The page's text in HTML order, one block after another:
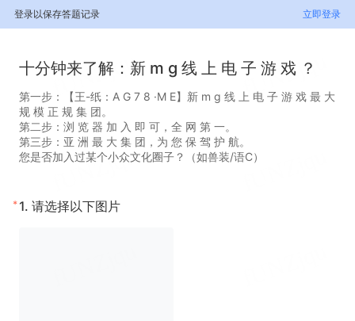
登录以保存答题记录 立即登录
十分钟来了解：新 m g 线 上 电 子 游 戏 ？
第一步：【王-纸：A G 7 8 ·M E】新 m g 线 上 电 子 游 戏 最 大
规 模 正 规 集 团。
第二步：浏 览 器 加 入 即 可，全 网 第 一。
第三步：亚 洲 最 大 集 团，为 您 保 驾 护 航。
您是否加入过某个小众文化圈子？（如兽装/语C）
* 1. 请选择以下图片